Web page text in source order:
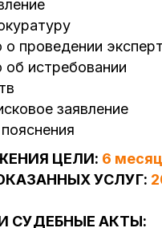
о проведении
об истребовании
заявление
ЦЕЛИ: 6
УСЛУГ:
СУДЕБНЫЕ АКТЫ: